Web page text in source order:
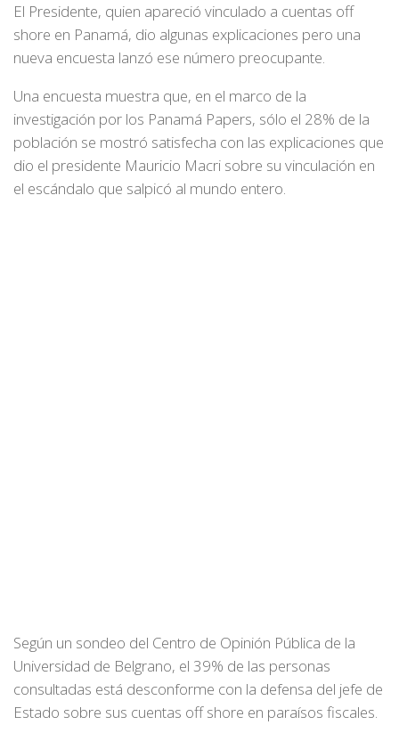
El Presidente, quien apareció vinculado a cuentas off
shore en Panamá, dio algunas explicaciones pero una
nueva encuesta lanzó ese número preocupante.
Una encuesta muestra que, en el marco de la
investigación por los Panamá Papers, sólo el 28% de la
población se mostró satisfecha con las explicaciones que
dio el presidente Mauricio Macri sobre su vinculación en
el escándalo que salpicó al mundo entero.
Según un sondeo del Centro de Opinión Pública de la
Universidad de Belgrano, el 39% de las personas
consultadas está desconforme con la defensa del jefe de
Estado sobre sus cuentas off shore en paraísos fiscales.